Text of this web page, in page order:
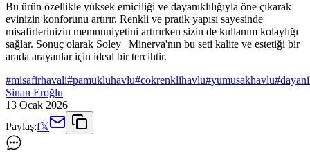
Bu ürün özellikle yüksek emiciliği ve dayanıklılığıyla öne çıkarak
evinizin konforunu artırır. Renkli ve pratik yapısı sayesinde
misafirlerinizin memnuniyetini artırırken sizin de kullanım kolaylığı
sağlar. Sonuç olarak Soley | Minerva'nın bu seti kalite ve estetiği bir
arada arayanlar için ideal bir tercihtir.
#misafirhavali#pamukluhavlu#cokrenklihavlu#yumusakhavlu#
Sinan Eroğlu
13 Ocak 2026
Paylaş:f𝕏